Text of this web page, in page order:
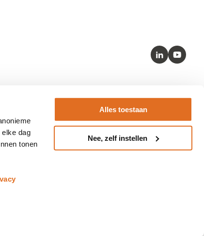
dag
tonen
Alles toestaan
Nee, zelf instellen
LinkedInYoutube
Kernstandaarden
– HL7 FHIR